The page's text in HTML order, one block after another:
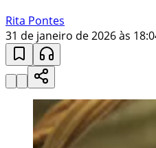
Rita Pontes
31 de janeiro de 2026 às